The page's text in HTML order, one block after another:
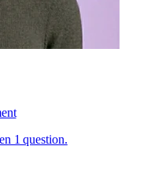
1 question.